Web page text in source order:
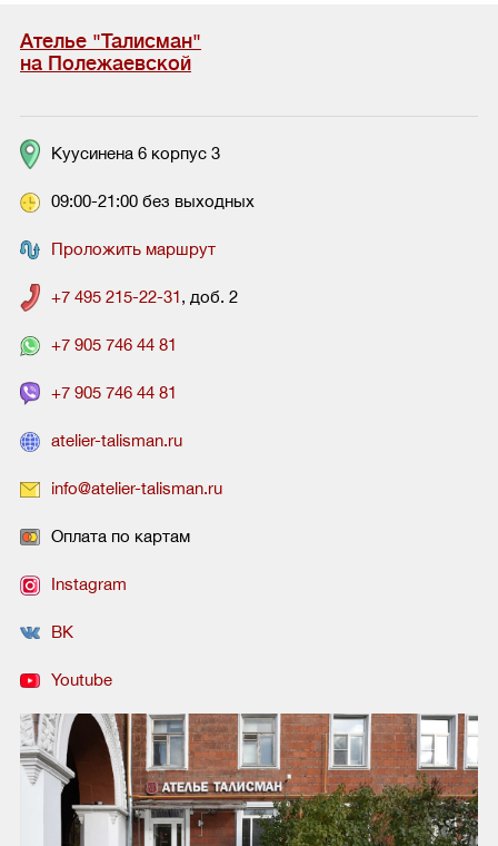
Ателье "Талисман"
на Полежаевской
Куусинена 6 корпус 3
09:00-21:00 без выходных
Проложить маршрут
+7 495 215-22-31, доб. 2
+7 905 746 44 81
+7 905 746 44 81
atelier-talisman.ru
info@atelier-talisman.ru
Оплата по картам
Instagram
ВК
Youtube